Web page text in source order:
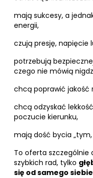
mają sukcesy, a
energii,
czują presję, napięcie
potrzebują
czego nie mówią
chcą poprawić jakość
chcą odzyskać
poczucie kierunku,
mają dość bycia
To oferta szczególnie
szybkich rad, tylko
się od samego siebie